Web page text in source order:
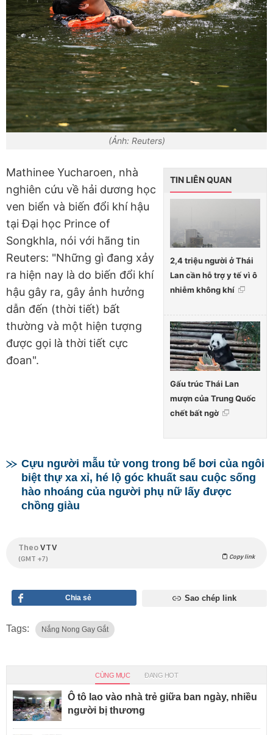
(Ảnh: Reuters)
TIN LIÊN QUAN
2,4 triệu người ở Thái
Lan cần hỗ trợ y tế vì ô
nhiễm không khí
Gấu trúc Thái Lan
mượn của Trung Quốc
chết bất ngờ
Mathinee Yucharoen, nhà
nghiên cứu về hải dương học
ven biển và biến đổi khí hậu
tại Đại học Prince of
Songkhla, nói với hãng tin
Reuters: "Những gì đang xảy
ra hiện nay là do biến đổi khí
hậu gây ra, gây ảnh hưởng
dẫn đến (thời tiết) bất
thường và một hiện tượng
được gọi là thời tiết cực
đoan".
Cựu người mẫu tử vong trong bể bơi của ngôi
biệt thự xa xỉ, hé lộ góc khuất sau cuộc sống
hào nhoáng của người phụ nữ lấy được
chồng giàu
TheoVTV
(GMT +7) Copy link
Chia sẻ Sao chép link
Tags: Nắng Nong Gay Gắt
CÙNG MỤC ĐANG HOT
Ô tô lao vào nhà trẻ giữa ban ngày, nhiều
người bị thương